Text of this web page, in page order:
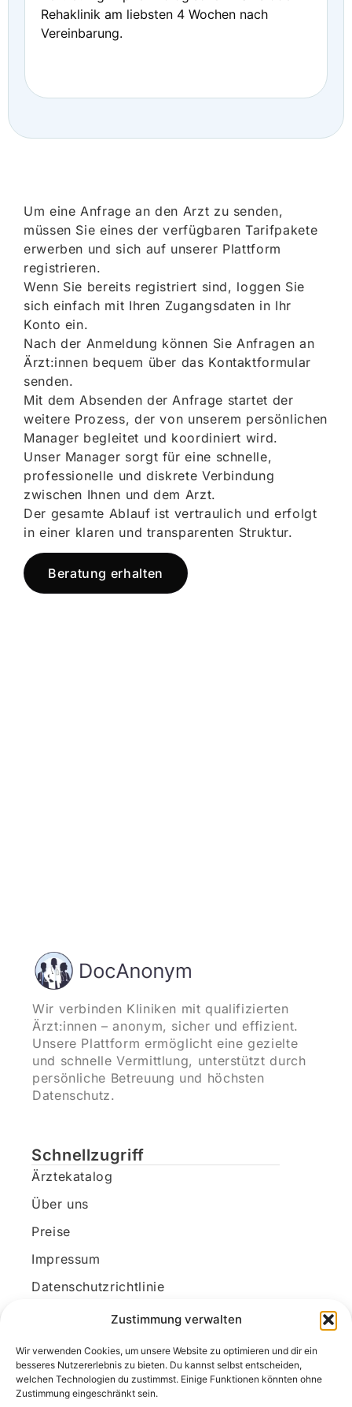
Zustimmung verwalten
Wir verwenden Cookies, um unsere Website zu optimieren und dir ein
besseres Nutzererlebnis zu bieten. Du kannst selbst entscheiden,
welchen Technologien du zustimmst. Einige Funktionen könnten ohne
Zustimmung eingeschränkt sein.
Rehaklinik am liebsten 4 Wochen nach
Vereinbarung.
Um eine Anfrage an den Arzt zu senden,
müssen Sie eines der verfügbaren Tarifpakete
erwerben und sich auf unserer Plattform
registrieren.
Wenn Sie bereits registriert sind, loggen Sie
sich einfach mit Ihren Zugangsdaten in Ihr
Konto ein.
Nach der Anmeldung können Sie Anfragen an
Ärzt:innen bequem über das Kontaktformular
senden.
Mit dem Absenden der Anfrage startet der
weitere Prozess, der von unserem persönlichen
Manager begleitet und koordiniert wird.
Unser Manager sorgt für eine schnelle,
professionelle und diskrete Verbindung
zwischen Ihnen und dem Arzt.
Der gesamte Ablauf ist vertraulich und erfolgt
in einer klaren und transparenten Struktur.
Beratung erhalten
Wir verbinden Kliniken mit qualifizierten
Ärzt:innen – anonym, sicher und effizient.
Unsere Plattform ermöglicht eine gezielte
und schnelle Vermittlung, unterstützt durch
persönliche Betreuung und höchsten
Datenschutz.
Schnellzugriff
Ärztekatalog
Über uns
Preise
Impressum
Datenschutzrichtlinie
Kundenkonto
Unsere Kontaktdaten
E-Mail: kontakt@docanonym.com